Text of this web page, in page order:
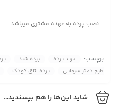
نصب پرده به عهده مشتری میباشد.
برچسب: خرید پرده پرده شید
طرح دختر سرمایی
پرده اتاق کودک
شاید این‌ها را هم بپسندید…